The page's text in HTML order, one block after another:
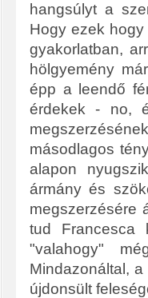
hangsúlyt a
Hogy ezek
gyakorlatban,
hölgyemény
épp a leendő
érdekek - no,
másodlagos
alapon
ármány és
megszerzésére
tud Francesca
"valahogy"
Mindazonáltal,
újdonsült